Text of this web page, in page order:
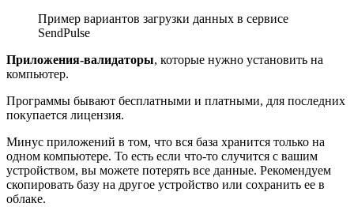
Пример вариантов загрузки данных в сервисе
SendPulse
Приложения-валидаторы, которые нужно установить на
компьютер.
Программы бывают бесплатными и платными, для последних
покупается лицензия.
Минус приложений в том, что вся база хранится только на
одном компьютере. То есть если что-то случится с вашим
устройством, вы можете потерять все данные. Рекомендуем
скопировать базу на другое устройство или сохранить ее в
облаке.